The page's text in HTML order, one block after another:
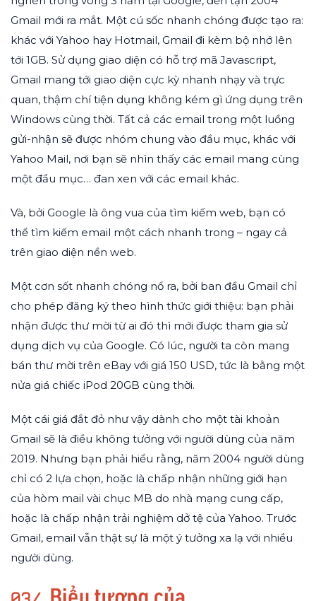
Gmail mới ra mắt. Một cú sốc nhanh chóng được tạo ra:
khác với Yahoo hay Hotmail, Gmail đi kèm bộ nhớ lên
tới 1GB. Sử dụng giao diện có hỗ trợ mã Javascript,
Gmail mang tới giao diện cực kỳ nhanh nhạy và trực
quan, thậm chí tiện dụng không kém gì ứng dụng trên
Windows cùng thời. Tất cả các email trong một luồng
gửi-nhận sẽ được nhóm chung vào đầu mục, khác với
Yahoo Mail, nơi bạn sẽ nhìn thấy các email mang cùng
một đầu mục… đan xen với các email khác.
Và, bởi Google là ông vua của tìm kiếm web, bạn có
thể tìm kiếm email một cách nhanh trong – ngay cả
trên giao diện nền web.
Một cơn sốt nhanh chóng nổ ra, bởi ban đầu Gmail chỉ
cho phép đăng ký theo hình thức giới thiệu: bạn phải
nhận được thư mời từ ai đó thì mới được tham gia sử
dụng dịch vụ của Google. Có lúc, người ta còn mang
bán thư mời trên eBay với giá 150 USD, tức là bằng một
nửa giá chiếc iPod 20GB cùng thời.
Một cái giá đắt đỏ như vậy dành cho một tài khoản
Gmail sẽ là điều không tưởng với người dùng của năm
2019. Nhưng bạn phải hiểu rằng, năm 2004 người dùng
chỉ có 2 lựa chọn, hoặc là chấp nhận những giới hạn
của hòm mail vài chục MB do nhà mạng cung cấp,
hoặc là chấp nhận trải nghiệm dở tệ của Yahoo. Trước
Gmail, email vẫn thật sự là một ý tưởng xa lạ với nhiều
người dùng.